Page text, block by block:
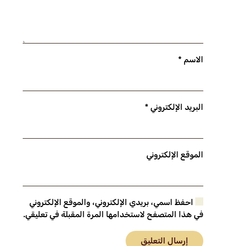
الاسم *
البريد الإلكتروني *
الموقع الإلكتروني
احفظ اسمي، بريدي الإلكتروني، والموقع الإلكتروني
في هذا المتصفح لاستخدامها المرة المقبلة في تعليقي.
إرسال التعليق